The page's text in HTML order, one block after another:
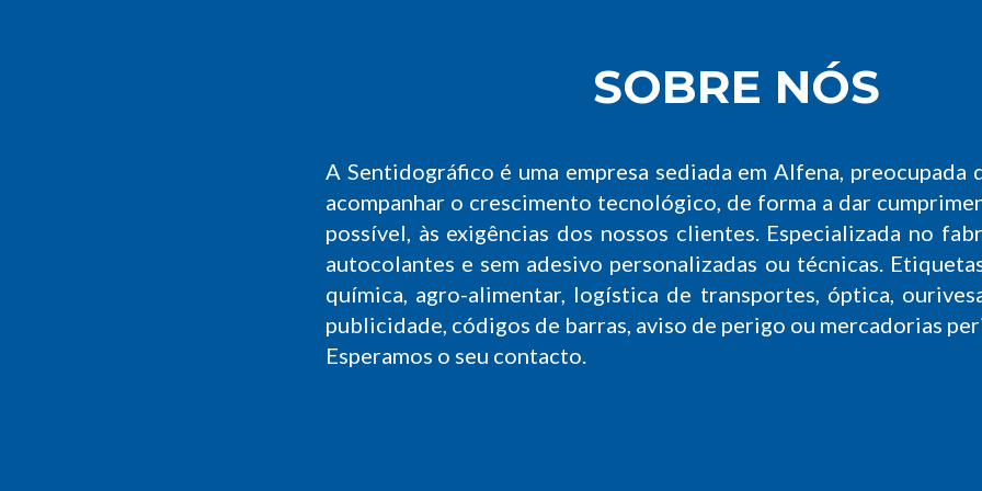
SOBRE NÓS
A Sentidográfico é uma empresa sediada em Alfena, preocupada
acompanhar o crescimento tecnológico, de forma a dar
possível, às exigências dos nossos clientes. Especializada no
autocolantes e sem adesivo personalizadas ou técnicas.
química, agro-alimentar, logística de transportes, óptica,
publicidade, códigos de barras, aviso de perigo ou mercadorias
Esperamos o seu contacto.